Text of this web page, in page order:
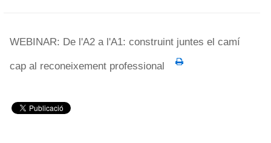
WEBINAR: De l'A2 a l'A1: construint juntes el camí
cap al reconeixement professional